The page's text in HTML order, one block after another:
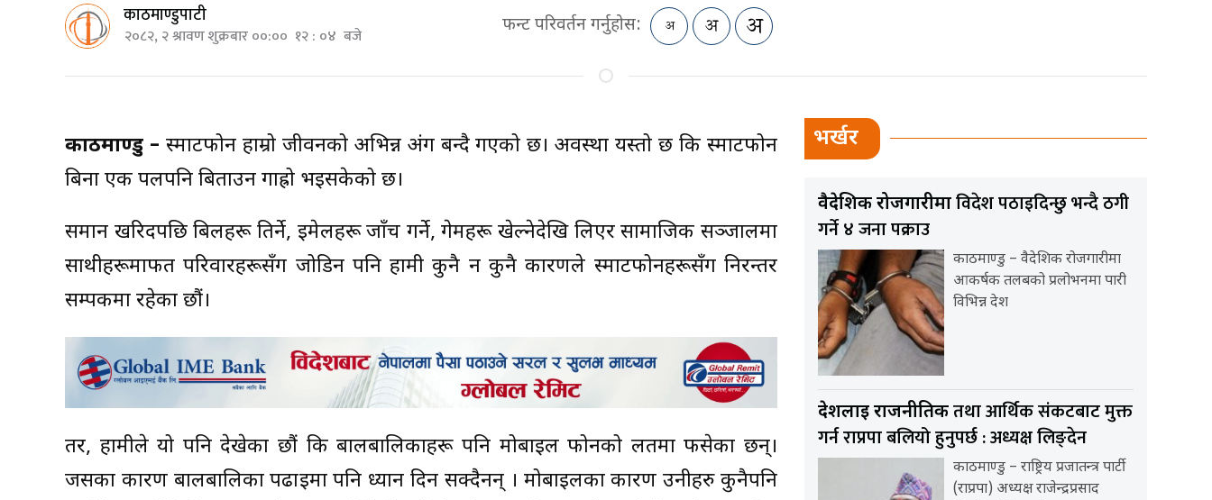
काठमाण्डुपाटी
२०८२, २ श्रावण शुक्रबार ००:०० १२ : ०४ बजे फन्ट परिवर्तन गर्नुहोस:
काठमाण्डु – स्मार्टफोन हाम्रो जीवनको अभिन्न अंग बन्दै गएको छ। अवस्था यस्तो छ कि स्मार्टफोन
बिना एक पलपनि बिताउन गाह्रो भइसकेको छ।
समान खरिदपछि बिलहरू तिर्ने, इमेलहरू जाँच गर्ने, गेमहरू खेल्नेदेखि लिएर सामाजिक सञ्जालमा
साथीहरूमार्फत परिवारहरूसँग जोडिन पनि हामी कुनै न कुनै कारणले स्मार्टफोनहरूसँग निरन्तर
सम्पर्कमा रहेका छौं।
तर, हामीले यो पनि देखेका छौं कि बालबालिकाहरू पनि मोबाइल फोनको लतमा फसेका छन्।
जसका कारण बालबालिका पढाइमा पनि ध्यान दिन सक्दैनन् । मोबाइलका कारण उनीहरु कुनैपनि
भर्खर
वैदेशिक रोजगारीमाविदेश पठाइदिन्छु भन्दै ठगी
गर्ने ४ जना पक्राउ
काठमाण्डु – वैदेशिक रोजगारीमा
आकर्षक तलबको प्रलोभनमा पारी
विभिन्न देश
देशलाई राजनीतिकतथा आर्थिक संकटबाट मुक्त
गर्न राप्रपा बलियो हुनुपर्छ : अध्यक्ष लिङ्देन
काठमाण्डु – राष्ट्रिय प्रजातन्त्र पार्टी
(राप्रपा) अध्यक्ष राजेन्द्रप्रसाद